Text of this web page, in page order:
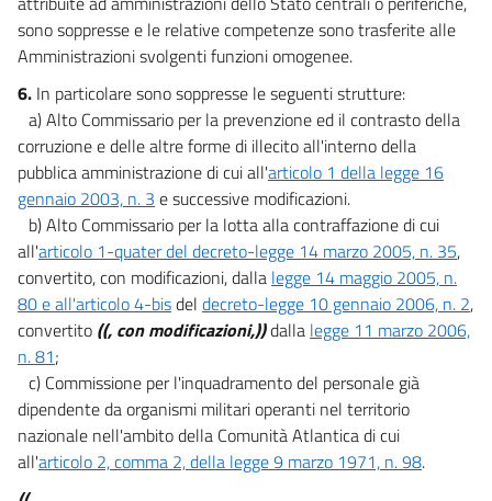
Piano industriale
della pubblica amministrazione
46
46 bis
47
48
49
Capo IX
Giustizia
50
51
53
54
55
sono soppresse e le relative competenze sono trasferite alle
Amministrazioni svolgenti funzioni omogenee.
6. In particolare sono soppresse le seguenti strutture:
a) Alto Commissario per la prevenzione ed il contrasto della
corruzione e delle altre forme di illecito all'interno della
pubblica amministrazione di cui all'articolo 1 della legge 16
gennaio 2003, n. 3 e successive modificazioni.
b) Alto Commissario per la lotta alla contraffazione di cui
all'articolo 1-quater del decreto-legge 14 marzo 2005, n. 35,
convertito, con modificazioni, dalla legge 14 maggio 2005, n.
80 e all'articolo 4-bisdel decreto-legge 10 gennaio 2006, n. 2,
convertito ((, con modificazioni,))dalla legge 11 marzo 2006,
n. 81;
c) Commissione per l'inquadramento del personale già
dipendente da organismi militari operanti nel territorio
nazionale nell'ambito della Comunità Atlantica di cui
all'articolo 2, comma 2, della legge 9 marzo 1971, n. 98.